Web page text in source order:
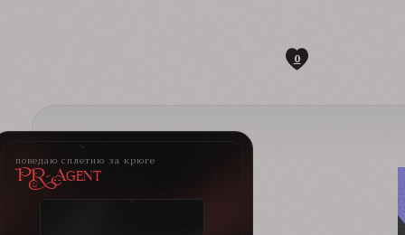
0
поведаю сплетню за крюге
PR-Agent